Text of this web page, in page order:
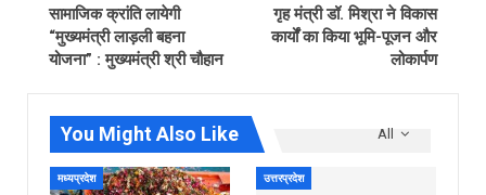
सामाजिक क्रांति लायेगी
“मुख्यमंत्री लाड़ली बहना
योजना” : मुख्यमंत्री श्री चौहान
गृह मंत्री डॉ. मिश्रा ने विकास
कार्यों का किया भूमि-पूजन और
लोकार्पण
All
You Might Also Like
मध्यप्रदेश उत्तरप्रदेश